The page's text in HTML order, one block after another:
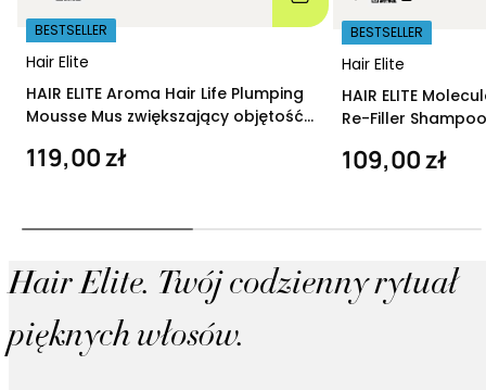
Hair Elite
BESTSELLER
HAIR ELITE Aroma Hair Life Plumping
Mousse Mus zwiększający objętość
119,00 zł
Hair Elite
BESTSELLER
HAIR ELITE
Re-Filler
109,00 zł
Hair Elite. Twój codzienny rytuał
pięknych włosów.